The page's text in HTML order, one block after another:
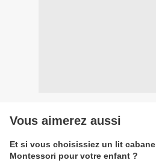
Vous aimerez aussi
Et si vous choisissiez un lit cabane
Montessori pour votre enfant ?